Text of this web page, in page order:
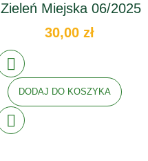
Zieleń Miejska 06/2025
30,00 zł
DODAJ DO KOSZYKA